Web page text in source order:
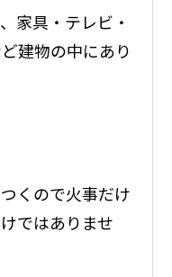
家具・テレビ・
建物の中にあり
くので火事だけ
ではありませ